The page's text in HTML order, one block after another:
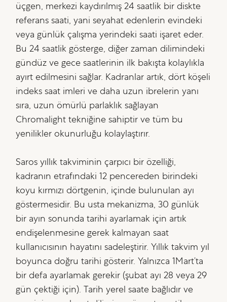
üçgen, merkezi kaydırılmış 24 saatlik bir diskte
referans saati, yani seyahat edenlerin evindeki
veya günlük çalışma yerindeki saati işaret eder.
Bu 24 saatlik gösterge, diğer zaman dilimindeki
gündüz ve gece saatlerinin ilk bakışta kolaylıkla
ayırt edilmesini sağlar. Kadranlar artık, dört köşeli
indeks saat imleri ve daha uzun ibrelerin yanı
sıra, uzun ömürlü parlaklık sağlayan
Chromalight tekniğine sahiptir ve tüm bu
yenilikler okunurluğu kolaylaştırır.
Saros yıllık takviminin çarpıcı bir özelliği,
kadranın etrafındaki 12 pencereden birindeki
koyu kırmızı dörtgenin, içinde bulunulan ayı
göstermesidir. Bu usta mekanizma, 30 günlük
bir ayın sonunda tarihi ayarlamak için artık
endişelenmesine gerek kalmayan saat
kullanıcısının hayatını sadeleştirir. Yıllık takvim yıl
boyunca doğru tarihi gösterir. Yalnızca 1Mart’ta
bir defa ayarlamak gerekir (şubat ayı 28 veya 29
gün çektiği için). Tarih yerel saate bağlıdır ve